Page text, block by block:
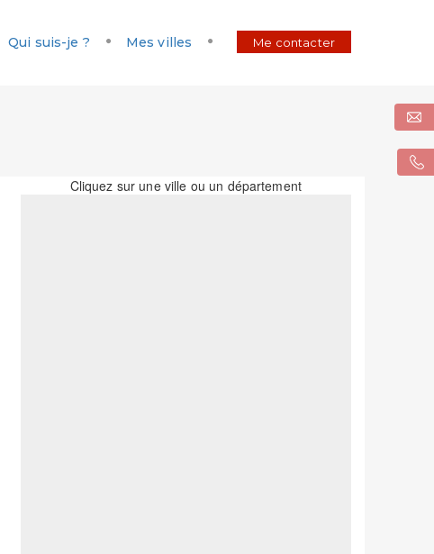
Qui suis-je ? Mes villes Me contacter
Cliquez sur une ville ou un département